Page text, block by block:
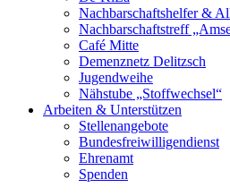
Nachbarschaftshelfer &
Nachbarschaftstreff
Café Mitte
Demenznetz Delitzsch
Jugendweihe
Nähstube „Stoffwechsel“
Arbeiten & Unterstützen
Stellenangebote
Bundesfreiwilligendienst
Ehrenamt
Spenden